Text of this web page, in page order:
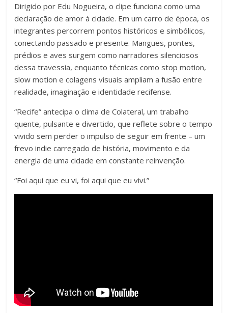
Dirigido por Edu Nogueira, o clipe funciona como uma
declaração de amor à cidade. Em um carro de época, os
integrantes percorrem pontos históricos e simbólicos,
conectando passado e presente. Mangues, pontes,
prédios e aves surgem como narradores silenciosos
dessa travessia, enquanto técnicas como stop motion,
slow motion e colagens visuais ampliam a fusão entre
realidade, imaginação e identidade recifense.
“Recife” antecipa o clima de Colateral, um trabalho
quente, pulsante e divertido, que reflete sobre o tempo
vivido sem perder o impulso de seguir em frente – um
frevo indie carregado de história, movimento e da
energia de uma cidade em constante reinvenção.
“Foi aqui que eu vi, foi aqui que eu vivi.”